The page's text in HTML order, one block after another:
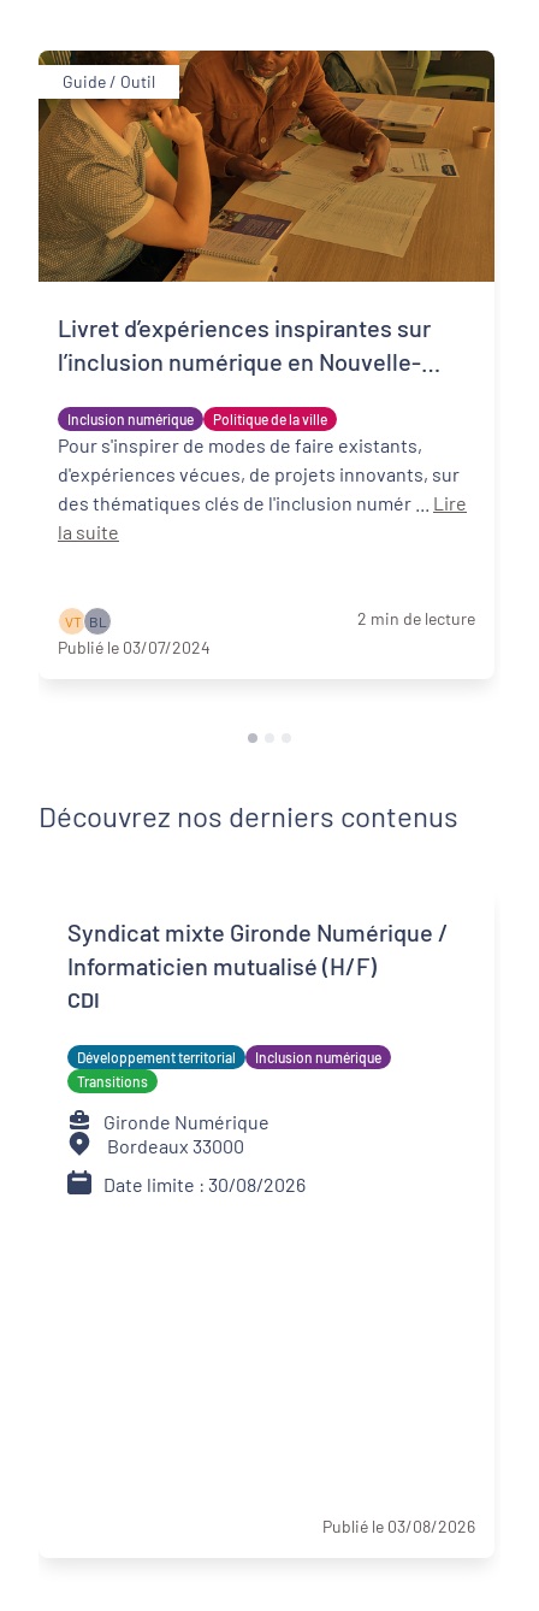
Guide / Outil
Inclusion numérique Politique de la ville
Livret d’expériences inspirantes sur
l’inclusion numérique en Nouvelle-
Pour s'inspirer de modes de faire existants,
d'expériences vécues, de projets innovants, sur
Lire
la suite
V T B L
2 min de lecture
Publié le 03/07/2024
Découvrez nos derniers contenus
Syndicat mixte Gironde Numérique /
Informaticien mutualisé (H/F)
CDI
Développement territorial
Inclusion numérique
Transitions
Gironde Numérique
Bordeaux 33000
Date limite : 30/08/2026
Publié le 03/08/2026